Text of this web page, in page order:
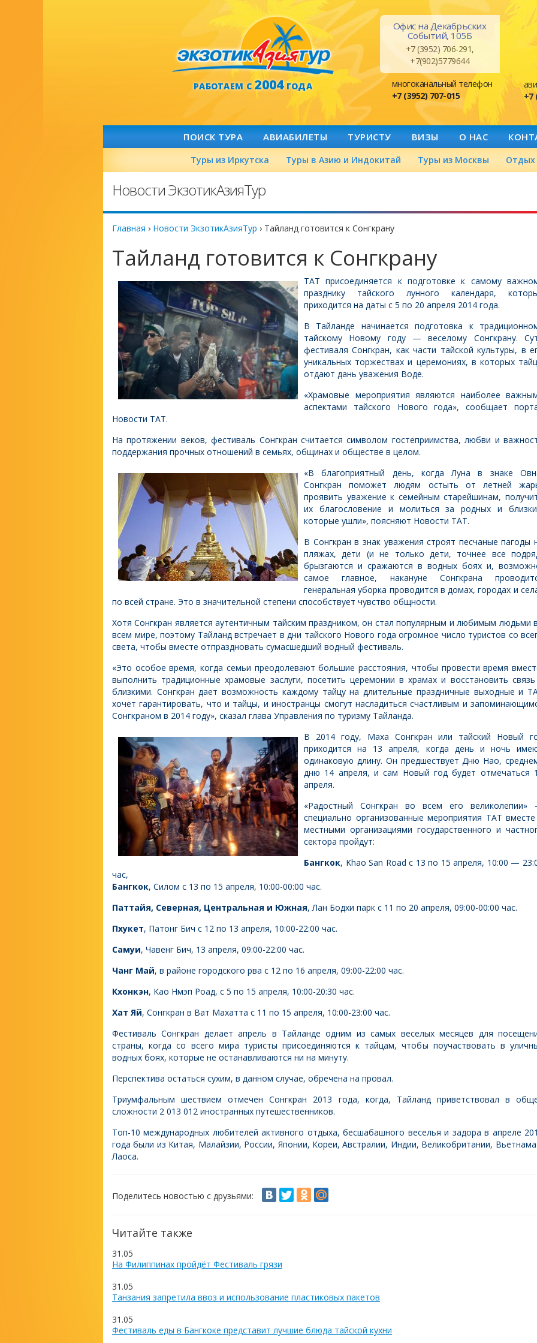
РАБОТАЕМ С2004ГОДА
Офис на Декабрьских
Событий, 105Б
+7 (3952) 706-291,
+7(902)5779644
многоканальный телефон
+7 (3952) 707-015
+7
ПОИСК ТУРА АВИАБИЛЕТЫ ТУРИСТУ ВИЗЫ О НАС
Туры из Иркутска Туры в Азию и Индокитай Туры из Москвы Отдых
Новости ЭкзотикАзияТур
Главная › Новости ЭкзотикАзияТур › Тайланд готовится к Сонгкрану
Тайланд готовится к Сонгкрану
ТАТ присоединяется к подготовке к самому
празднику тайского лунного календаря,
приходится на даты с 5 по 20 апреля 2014 года.
В Тайланде начинается подготовка к
тайскому Новому году — веселому Сонгкрану.
фестиваля Сонгкран, как части тайской культуры, в
уникальных торжествах и церемониях, в которых
отдают дань уважения Воде.
«Храмовые мероприятия являются наиболее
аспектами тайского Нового года», сообщает
Новости ТАТ.
На протяжении веков, фестиваль Сонгкран считается символом гостеприимства, любви и
поддержания прочных отношений в семьях, общинах и обществе в целом.
«В благоприятный день, когда Луна в знаке
Сонгкран поможет людям остыть от летней
проявить уважение к семейным старейшинам,
их благословение и молиться за родных и
которые ушли», поясняют Новости ТАТ.
В Сонгкран в знак уважения строят песчаные пагоды
пляжах, дети (и не только дети, точнее все
брызгаются и сражаются в водных боях и,
самое главное, накануне Сонгкрана
генеральная уборка проводится в домах, городах и
по всей стране. Это в значительной степени способствует чувство общности.
Хотя Сонгкран является аутентичным тайским праздником, он стал популярным и любимым людьми
всем мире, поэтому Тайланд встречает в дни тайского Нового года огромное число туристов со
света, чтобы вместе отпраздновать сумасшедший водный фестиваль.
«Это особое время, когда семьи преодолевают большие расстояния, чтобы провести время
выполнить традиционные храмовые заслуги, посетить церемонии в храмах и восстановить
близкими. Сонгкран дает возможность каждому тайцу на длительные праздничные выходные и
хочет гарантировать, что и тайцы, и иностранцы смогут насладиться счастливым и
Сонгкраном в 2014 году», сказал глава Управления по туризму Тайланда.
В 2014 году, Маха Сонгкран или тайский Новый
приходится на 13 апреля, когда день и ночь
одинаковую длину. Он предшествует Дню Нао,
дню 14 апреля, и сам Новый год будет отмечаться
апреля.
«Радостный Сонгкран во всем его великолепии»
специально организованные мероприятия ТАТ
местными организациями государственного и
сектора пройдут:
Бангкок, Khao San Road с 13 по 15 апреля, 10:00 —
час,
Бангкок, Силом с 13 по 15 апреля, 10:00-00:00 час.
Паттайя, Северная, Центральная и Южная, Лан Бодхи парк с 11 по 20 апреля, 09:00-00:00 час.
Пхукет, Патонг Бич с 12 по 13 апреля, 10:00-22:00 час.
Самуи, Чавенг Бич, 13 апреля, 09:00-22:00 час.
Чанг Май, в районе городского рва с 12 по 16 апреля, 09:00-22:00 час.
Кхонкэн, Као Нмэп Роад, с 5 по 15 апреля, 10:00-20:30 час.
Хат Яй, Сонгкран в Ват Махатта с 11 по 15 апреля, 10:00-23:00 час.
Фестиваль Сонгкран делает апрель в Тайланде одним из самых веселых месяцев для
страны, когда со всего мира туристы присоединяются к тайцам, чтобы поучаствовать в
водных боях, которые не останавливаются ни на минуту.
Перспектива остаться сухим, в данном случае, обречена на провал.
Триумфальным шествием отмечен Сонгкран 2013 года, когда, Тайланд приветствовал в
сложности 2 013 012 иностранных путешественников.
Топ-10 международных любителей активного отдыха, бесшабашного веселья и задора в апреле
года были из Китая, Малайзии, России, Японии, Кореи, Австралии, Индии, Великобритании,
Лаоса.
Поделитесь новостью с друзьями:
Читайте также
31.05
На Филиппинах пройдёт Фестиваль грязи
31.05
Танзания запретила ввоз и использование пластиковых пакетов
31.05
Фестиваль еды в Бангкоке представит лучшие блюда тайской кухни